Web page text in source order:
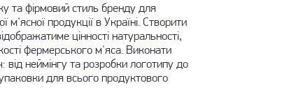
та фірмовий стиль бренду для
м'ясної продукції в Україні. Створити
цінності натуральності,
фермерського м'яса. Виконати
неймінгу та розробки логотипу до
для всього продуктового